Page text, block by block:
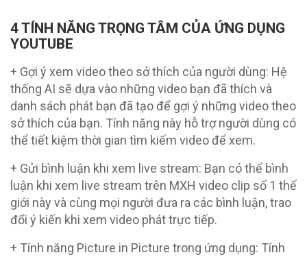
4 TÍNH NĂNG TRỌNG TÂM CỦA ỨNG DỤNG
YOUTUBE
+ Gợi ý xem video theo sở thích của người dùng: Hệ
thống AI sẽ dựa vào những video bạn đã thích và
danh sách phát bạn đã tạo để gợi ý những video theo
sở thích của bạn. Tính năng này hỗ trợ người dùng có
thể tiết kiệm thời gian tìm kiếm video để xem.
+ Gửi bình luận khi xem live stream: Bạn có thể bình
luận khi xem live stream trên MXH video clip số 1 thế
giới này và cùng mọi người đưa ra các bình luận, trao
đổi ý kiến khi xem video phát trực tiếp.
+ Tính năng Picture in Picture trong ứng dụng: Tính